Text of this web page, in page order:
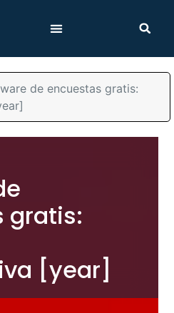
de encuestas gratis:
gratis:
[year]